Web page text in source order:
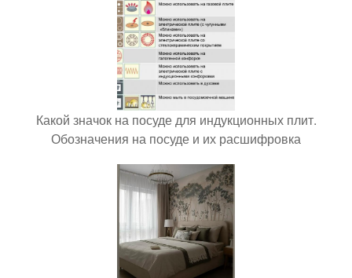
Какой значок на посуде для индукционных плит.
Обозначения на посуде и их расшифровка